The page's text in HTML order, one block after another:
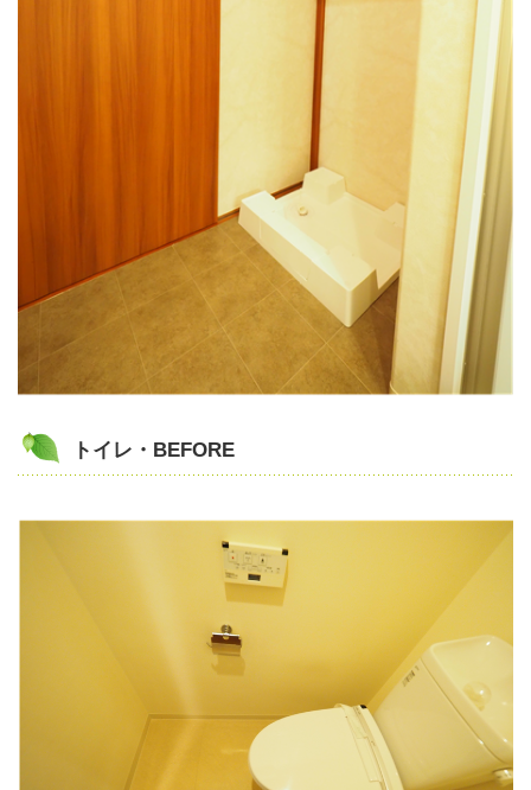
トイレ・BEFORE